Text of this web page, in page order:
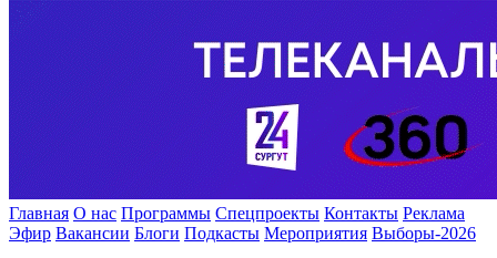
Главная О нас Программы Спецпроекты Контакты Реклама
Эфир Вакансии Блоги Подкасты Мероприятия Выборы-2026